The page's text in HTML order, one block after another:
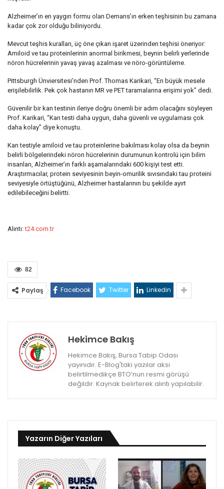
Alzheimer’ın en yaygın formu olan Demans’ın erken teşhisinin bu zamana
kadar çok zor olduğu biliniyordu.
Mevcut teşhis kuralları, üç öne çıkan işaret üzerinden teşhisi öneriyor:
Amiloid ve tau proteinlerinin anormal birikmesi, beynin belirli yerlerinde
nöron hücrelerinin yavaş yavaş azalması ve nöro-görüntüleme.
Pittsburgh Ünviersitesi’nden Prof. Thomas Karikari, “En büyük mesele
erişilebilirlik. Pek çok hastanın MR ve PET taramalarına erişimi yok” dedi.
Güvenilir bir kan testinin ileriye doğru önemli bir adım olacağını söyleyen
Prof. Karikari, “Kan testi daha uygun, daha güvenli ve uygulaması çok
daha kolay” diye konuştu.
Kan testiyle amiloid ve tau proteinlerine bakılması kolay olsa da beynin
belirli bölgelerindeki nöron hücrelerinin durumunun kontrolü için bilim
insanları, Alzheimer’ın farklı aşamalarındaki 600 kişiyi test etti.
Araştırmacılar, protein seviyesinin beyin-omurilik sıvısındaki tau proteini
seviyesiyle örtüştüğünü, Alzheimer hastalarının bu şekilde ayırt
edilebileceğini belirtti.
Alıntı:t24.com.tr
82
Paylaş Facebook Twitter Linkedin
Hekimce Bakış
Hekimce Bakış, Bursa Tabip Odası
yayınıdır. E-Blog'taki yazılar aksi
belirtilmedikçe BTO’nun resmi görüşü
değildir. Kaynak belirterek alıntı yapılabilir.
Yazarın Diğer Yazıları